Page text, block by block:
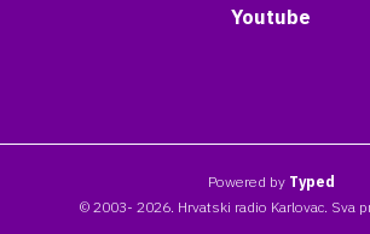
Youtube
Powered by Typed
© 2003- 2026. Hrvatski radio Karlovac. Sva